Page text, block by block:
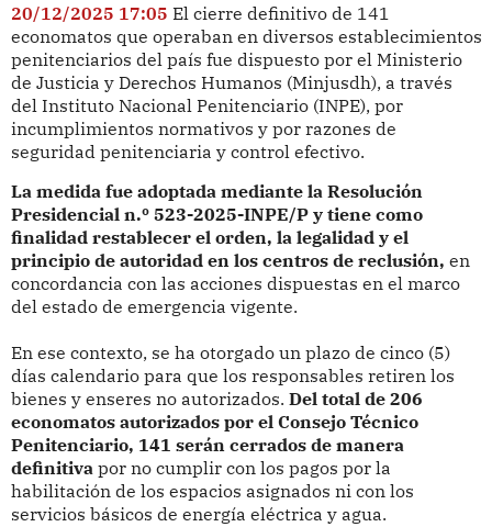
20/12/2025 17:05 El cierre definitivo de 141
economatos que operaban en diversos establecimientos
penitenciarios del país fue dispuesto por el Ministerio
de Justicia y Derechos Humanos (Minjusdh), a través
del Instituto Nacional Penitenciario (INPE), por
incumplimientos normativos y por razones de
seguridad penitenciaria y control efectivo.
La medida fue adoptada mediante la Resolución
Presidencial n.º 523-2025-INPE/P y tiene como
finalidad restablecer el orden, la legalidad y el
principio de autoridad en los centros de reclusión, en
concordancia con las acciones dispuestas en el marco
del estado de emergencia vigente.
En ese contexto, se ha otorgado un plazo de cinco (5)
días calendario para que los responsables retiren los
bienes y enseres no autorizados. Del total de 206
economatos autorizados por el Consejo Técnico
Penitenciario, 141 serán cerrados de manera
definitiva por no cumplir con los pagos por la
habilitación de los espacios asignados ni con los
servicios básicos de energía eléctrica y agua.